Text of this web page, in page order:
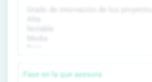
Fase en la que asesora